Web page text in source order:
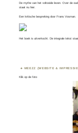
De mythe van het voltooide leven. Over de
staat nuhier
Een kritische bespreking doorFrans Vosman
Het boek is uitverkocht. De integrale tekst
MEEZZ (WEBSITE &
Klik op de foto